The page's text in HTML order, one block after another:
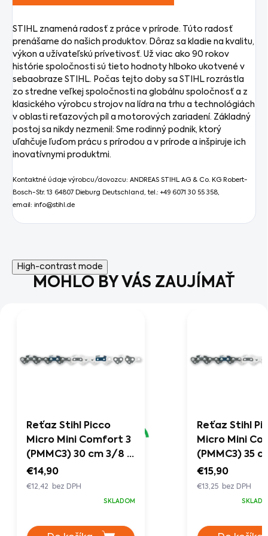
STIHL znamená radosť z práce v prírode. Túto radosť
prenášame do našich produktov. Dôraz sa kladie na kvalitu,
výkon a užívateľskú prívetivosť. Už viac ako 90 rokov
histórie spoločnosti sú tieto hodnoty hlboko ukotvené v
sebaobraze STIHL. Počas tejto doby sa STIHL rozrástla
zo stredne veľkej spoločnosti na globálnu spoločnosť a z
klasického výrobcu strojov na lídra na trhu a technológiách
v oblasti reťazových píl a motorových zariadení. Základný
postoj sa nikdy nezmenil: Sme rodinný podnik, ktorý
uľahčuje ľuďom prácu s prírodou a v prírode a inšpiruje ich
inovatívnymi produktmi.
Kontaktné údaje výrobcu/dovozcu: ANDREAS STIHL AG & Co. KG Robert-
Bosch-Str. 13 64807 Dieburg Deutschland, tel.: +49 6071 30 55 358,
email: info@stihl.de
High-contrast mode
MOHLO BY VÁS ZAUJÍMAŤ
Reťaz Stihl Picco
Micro Mini Comfort 3
(PMMC3) 30 cm 3/8 P
1,1 mm
€14,90
€12,42 bez DPH
SKLADOM
Reťaz Stihl
Micro Mini
(PMMC3) 35
1,1 mm
€15,90
€13,25 bez DPH